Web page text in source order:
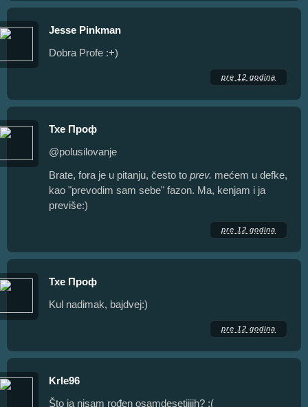
Jesse Pinkman
Dobra Profe :+)
pre 12 godina
Тхе Проф
@polusilovanje
Brate, fora je u pitanju, često to prev. mećem u defke,
kao "prevodim sam sebe" fazon. Ma, kenjam i ja
previše:)
pre 12 godina
Тхе Проф
Kul nadimak, bajdvej:)
pre 12 godina
Krle96
Što ja nisam rođen osamdesetiiiih? :(